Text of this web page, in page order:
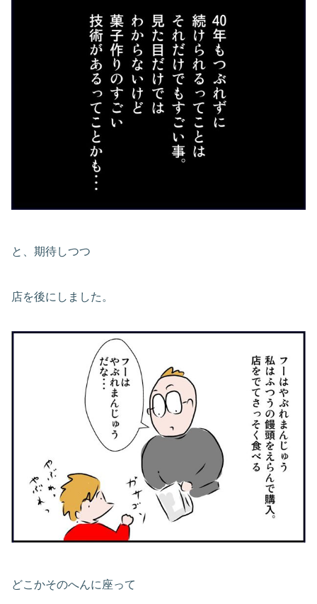
と、期待しつつ
店を後にしました。
どこかそのへんに座って